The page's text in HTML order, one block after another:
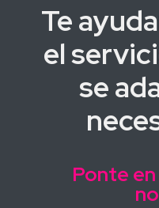
Te
el
se
Ponte